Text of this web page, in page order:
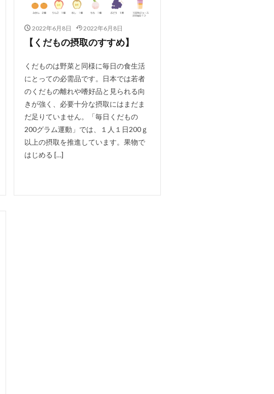
2022年6月8日 2022年6月8日
【くだもの摂取のすすめ】
くだものは野菜と同様に毎日の食生活
にとっての必需品です。日本では若者
のくだもの離れや嗜好品と見られる向
きが強く、必要十分な摂取にはまだま
だ足りていません。「毎日くだもの
200グラム運動」では、１人１日200ｇ
以上の摂取を推進しています。果物で
はじめる […]